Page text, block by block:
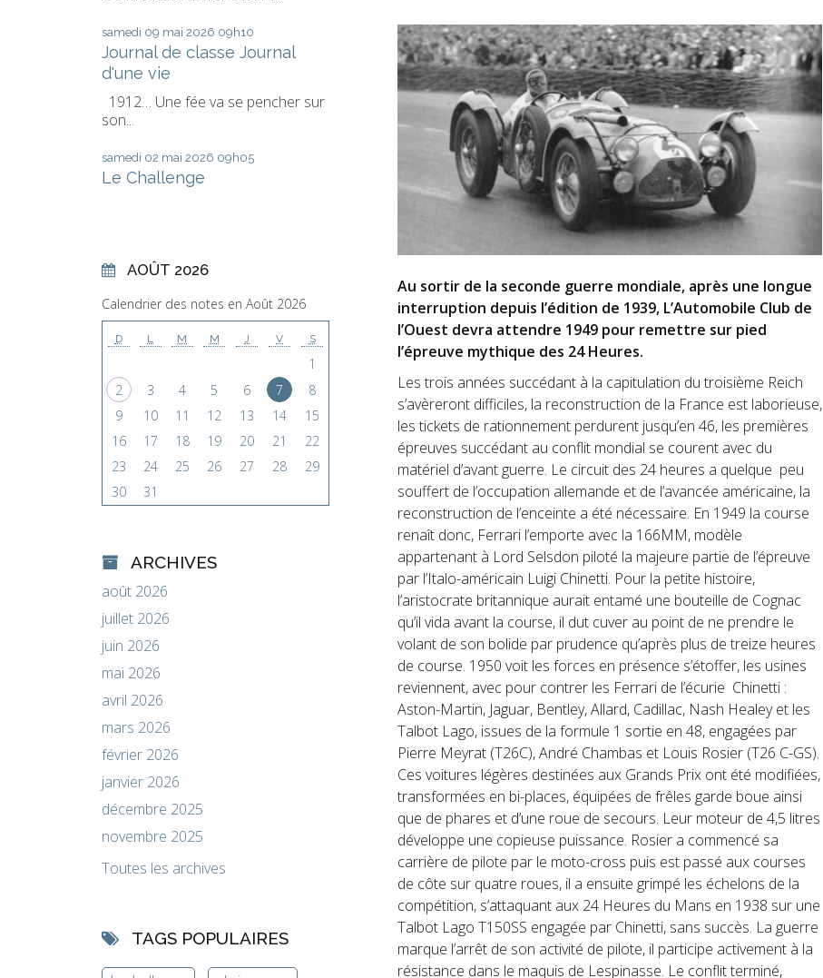
samedi 09 mai 2026 09h10
Journal de classe Journal
d'une vie
1912… Une fée va se pencher sur
son...
samedi 02 mai 2026 09h05
Le Challenge
AOÛT 2026
Calendrier des notes en Août 2026
D L M M J V S
1
2
3 4 5 6 7
8
9
10 11 12 13 14
15
16
17 18 19 20 21
22
23
24 25 26 27 28
29
30
31
ARCHIVES
août 2026
juillet 2026
juin 2026
mai 2026
avril 2026
mars 2026
février 2026
janvier 2026
décembre 2025
novembre 2025
Toutes les archives
TAGS POPULAIRES
Au sortir de la seconde guerre mondiale, après une longue
interruption depuis l’édition de 1939, L’Automobile Club de
l’Ouest devra attendre 1949 pour remettre sur pied
l’épreuve mythique des 24 Heures.
Les trois années succédant à la capitulation du troisième Reich
s’avèreront difficiles, la reconstruction de la France est laborieuse,
les tickets de rationnement perdurent jusqu’en 46, les premières
épreuves succédant au conflit mondial se courent avec du
matériel d’avant guerre. Le circuit des 24 heures a quelque peu
souffert de l’occupation allemande et de l’avancée américaine, la
reconstruction de l’enceinte a été nécessaire. En 1949 la course
renaît donc, Ferrari l’emporte avec la 166MM, modèle
appartenant à Lord Selsdon piloté la majeure partie de l’épreuve
par l’Italo-américain Luigi Chinetti. Pour la petite histoire,
l’aristocrate britannique aurait entamé une bouteille de Cognac
qu’il vida avant la course, il dut cuver au point de ne prendre le
volant de son bolide par prudence qu’après plus de treize heures
de course. 1950 voit les forces en présence s’étoffer, les usines
reviennent, avec pour contrer les Ferrari de l’écurie Chinetti :
Aston-Martin, Jaguar, Bentley, Allard, Cadillac, Nash Healey et les
Talbot Lago, issues de la formule 1 sortie en 48, engagées par
Pierre Meyrat (T26C), André Chambas et Louis Rosier (T26 C-GS).
Ces voitures légères destinées aux Grands Prix ont été modifiées,
transformées en bi-places, équipées de frêles garde boue ainsi
que de phares et d’une roue de secours. Leur moteur de 4,5 litres
développe une copieuse puissance. Rosier a commencé sa
carrière de pilote par le moto-cross puis est passé aux courses
de côte sur quatre roues, il a ensuite grimpé les échelons de la
compétition, s’attaquant aux 24 Heures du Mans en 1938 sur une
Talbot Lago T150SS engagée par Chinetti, sans succès. La guerre
marque l’arrêt de son activité de pilote, il participe activement à la
résistance dans le maquis de Lespinasse. Le conflit terminé,